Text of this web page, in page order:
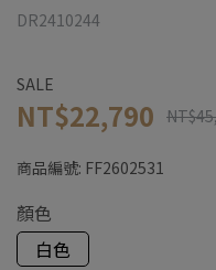
DR2410244
SALE
NT$22,790
商品編號: FF2602531
顏色
白色